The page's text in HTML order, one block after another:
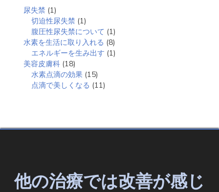
尿失禁 (1)
切迫性尿失禁 (1)
腹圧性尿失禁について (1)
水素を生活に取り入れる (8)
エネルギーを生み出す (1)
美容皮膚科 (18)
水素点滴の効果 (15)
点滴で美しくなる (11)
他の治療では改善が感じ